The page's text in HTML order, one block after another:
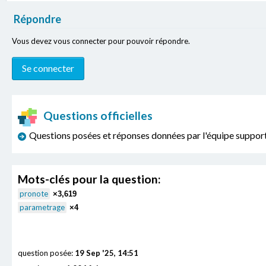
Répondre
Vous devez vous connecter pour pouvoir répondre.
Questions officielles
Questions posées et réponses données par l'équipe
Mots-clés pour la question:
pronote ×3,619
parametrage ×4
question posée: 19 Sep '25, 14:51